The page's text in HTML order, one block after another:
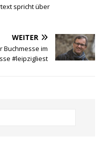
spricht über
WEITER
Buchmesse im
#leipzigliest